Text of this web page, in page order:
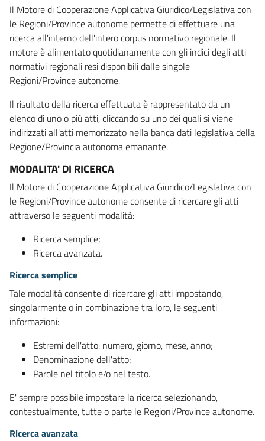
Il Motore di Cooperazione Applicativa Giuridico/Legislativa con
le Regioni/Province autonome permette di effettuare una
ricerca all'interno dell'intero corpus normativo regionale. Il
motore è alimentato quotidianamente con gli indici degli atti
normativi regionali resi disponibili dalle singole
Regioni/Province autonome.
Il risultato della ricerca effettuata è rappresentato da un
elenco di uno o più atti, cliccando su uno dei quali si viene
indirizzati all'atti memorizzato nella banca dati legislativa della
Regione/Provincia autonoma emanante.
MODALITA' DI RICERCA
Il Motore di Cooperazione Applicativa Giuridico/Legislativa con
le Regioni/Province autonome consente di ricercare gli atti
attraverso le seguenti modalità:
Ricerca semplice;
Ricerca avanzata.
Ricerca semplice
Tale modalità consente di ricercare gli atti impostando,
singolarmente o in combinazione tra loro, le seguenti
informazioni:
Estremi dell'atto: numero, giorno, mese, anno;
Denominazione dell'atto;
Parole nel titolo e/o nel testo.
E' sempre possibile impostare la ricerca selezionando,
contestualmente, tutte o parte le Regioni/Province autonome.
Ricerca avanzata